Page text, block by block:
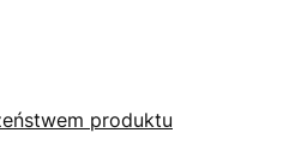
produktu